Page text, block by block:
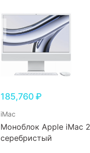
185,760₽
iMac
Моноблок Apple iMac
серебристый